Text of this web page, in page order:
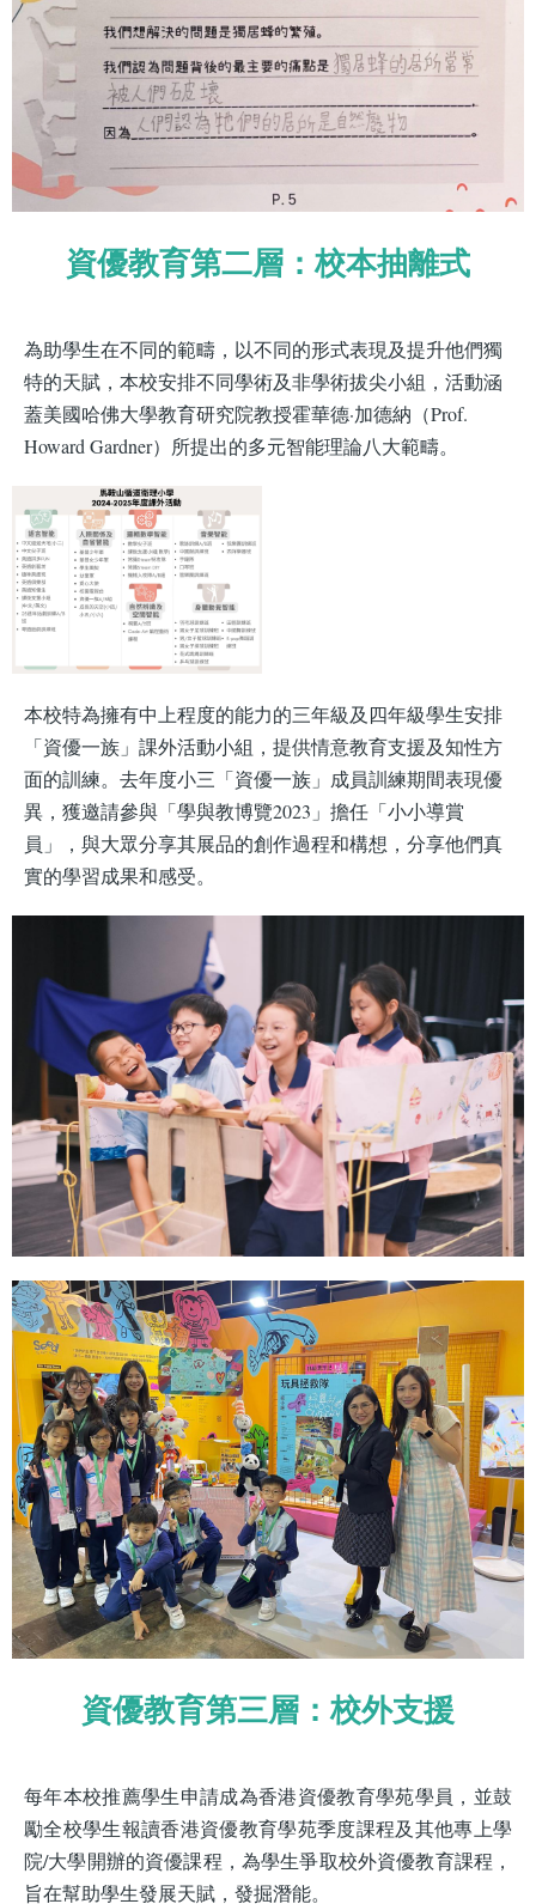
資優教育第二層：校本抽離式
為助學生在不同的範疇，以不同的形式表現及提升他們獨
特的天賦，本校安排不同學術及非學術拔尖小組，活動涵
蓋美國哈佛大學教育研究院教授霍華德·加德納（Prof.
Howard Gardner）所提出的多元智能理論八大範疇。
本校特為擁有中上程度的能力的三年級及四年級學生安排
「資優一族」課外活動小組，提供情意教育支援及知性方
面的訓練。去年度小三「資優一族」成員訓練期間表現優
異，獲邀請參與「學與教博覽2023」擔任「小小導賞
員」，與大眾分享其展品的創作過程和構想，分享他們真
實的學習成果和感受。
資優教育第三層：校外支援
每年本校推薦學生申請成為香港資優教育學苑學員，並鼓
勵全校學生報讀香港資優教育學苑季度課程及其他專上學
院/大學開辦的資優課程，為學生爭取校外資優教育課程，
旨在幫助學生發展天賦，發掘潛能。